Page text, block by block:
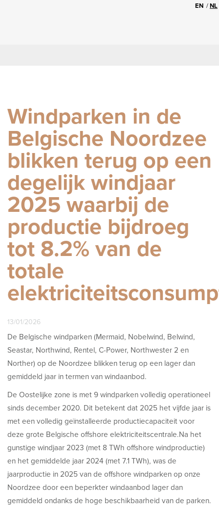
EN NL
Windparken in de
Belgische Noordzee
blikken terug op een
degelijk windjaar
2025 waarbij de
productie bijdroeg
tot 8.2% van de
totale
13/01/2026
De Belgische windparken (Mermaid, Nobelwind, Belwind,
Seastar, Northwind, Rentel, C-Power, Northwester 2 en
Norther) op de Noordzee blikken terug op een lager dan
gemiddeld jaar in termen van windaanbod.
De Oostelijke zone is met 9 windparken volledig operationeel
sinds december 2020. Dit betekent dat 2025 het vijfde jaar is
met een volledig geïnstalleerde productiecapaciteit voor
deze grote Belgische offshore elektriciteitscentrale.Na het
gunstige windjaar 2023 (met 8 TWh offshore windproductie)
en het gemiddelde jaar 2024 (met 7.1 TWh), was de
jaarproductie in 2025 van de offshore windparken op onze
Noordzee door een beperkter windaanbod lager dan
gemiddeld ondanks de hoge beschikbaarheid van de parken.